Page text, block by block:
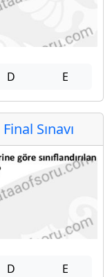
D E
Sınavı
D E